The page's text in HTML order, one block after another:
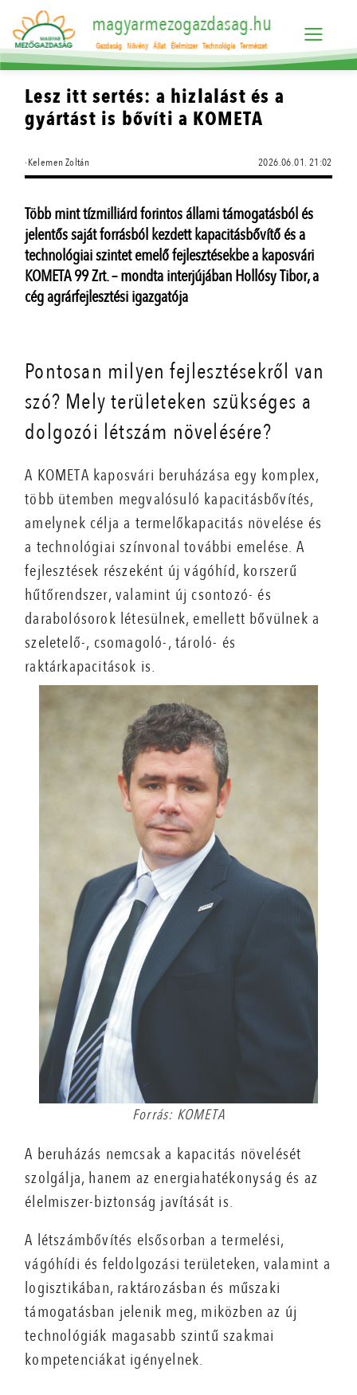
magyarmezogazdasag.hu
Gazdaság Növény Állat Élelmiszer Technológia Természet
Lesz itt sertés: a hizlalást és a
gyártást is bővíti a KOMETA
·Kelemen Zoltán 2026.06.01. 21:02
Több mint tízmilliárd forintos állami támogatásból és
jelentős saját forrásból kezdett kapacitásbővítő és a
technológiai szintet emelő fejlesztésekbe a kaposvári
KOMETA 99 Zrt. – mondta interjújában Hollósy Tibor, a
cég agrárfejlesztési igazgatója
Pontosan milyen fejlesztésekről van
szó? Mely területeken szükséges a
dolgozói létszám növelésére?
A KOMETA kaposvári beruházása egy komplex,
több ütemben megvalósuló kapacitásbővítés,
amelynek célja a termelőkapacitás növelése és
a technológiai színvonal további emelése. A
fejlesztések részeként új vágóhíd, korszerű
hűtőrendszer, valamint új csontozó- és
darabolósorok létesülnek, emellett bővülnek a
szeletelő-, csomagoló-, tároló- és
raktárkapacitások is.
Forrás: KOMETA
A beruházás nemcsak a kapacitás növelését
szolgálja, hanem az energiahatékonyság és az
élelmiszer-biztonság javítását is.
A létszámbővítés elsősorban a termelési,
vágóhídi és feldolgozási területeken, valamint a
logisztikában, raktározásban és műszaki
támogatásban jelenik meg, miközben az új
technológiák magasabb szintű szakmai
kompetenciákat igényelnek.